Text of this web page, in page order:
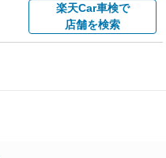
楽天Car車検で
店舗を検索